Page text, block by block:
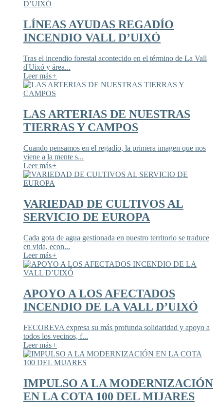
LÍNEAS AYUDAS REGADÍO
INCENDIO VALL D’UIXÓ
Tras el incendio forestal acontecido en el término de La Vall
d'Uixó y área...
Leer más+
LAS ARTERIAS DE NUESTRAS
TIERRAS Y CAMPOS
Cuando pensamos en el regadío, la primera imagen que nos
viene a la mente s...
Leer más+
VARIEDAD DE CULTIVOS AL
SERVICIO DE EUROPA
Cada gota de agua gestionada en nuestro territorio se traduce
en vida, econ...
Leer más+
APOYO A LOS AFECTADOS
INCENDIO DE LA VALL D’UIXÓ
FECOREVA expresa su más profunda solidaridad y apoyo a
todos los vecinos, f...
Leer más+
IMPULSO A LA MODERNIZACIÓN
EN LA COTA 100 DEL MIJARES